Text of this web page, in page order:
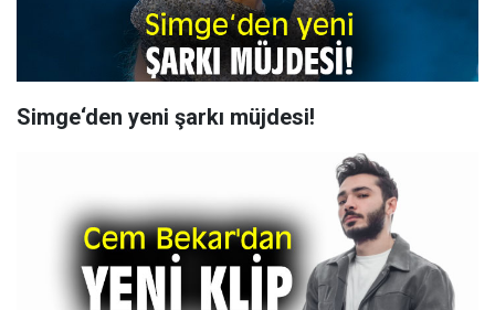
Simge‘den yeni şarkı müjdesi!